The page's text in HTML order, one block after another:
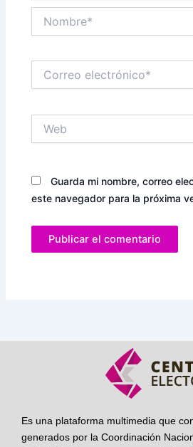
electrónico*
Guarda mi nombre, correo
este navegador para la próxima
Es una plataforma multimedia que
generados por la Coordinación